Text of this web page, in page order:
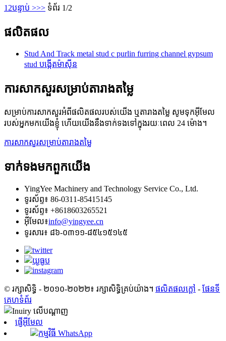
1 2បន្ទាប់ >>> ទំព័រ 1/2
ផលិតផល
Stud And Track metal stud c purlin furring channel gypsum
stud បង្កើតម៉ាស៊ីន
ការសាកសួរសម្រាប់តារាងតម្លៃ
សម្រាប់ការសាកសួរអំពីផលិតផលរបស់យើង ឬតារាងតម្លៃ សូមទុកអ៊ីមែល
របស់អ្នកមកយើងខ្ញុំ ហើយយើងនឹងទាក់ទងទៅក្នុងរយៈពេល 24 ម៉ោង។
ការសាកសួរសម្រាប់តារាងតម្លៃ
ទាក់ទង​មក​ពួក​យើង
YingYee Machinery and Technology Service Co., Ltd.
ទូរស័ព្ទ៖ 86-0311-85415145
ទូរស័ព្ទ៖ +8618603265521
អ៊ីមែល៖info@yingyee.cn
ទូរសារ៖ ៨៦-០៣១១-៨៥៤១៥១៤៥
© រក្សាសិទ្ធិ - ២០១០-២០២២៖ រក្សាសិទ្ធិគ្រប់យ៉ាង។ ផលិតផលក្តៅ - ផែនទី
គេហទំព័រ
ផ្ញើអ៊ីមែល
កម្មវិធី WhatsApp